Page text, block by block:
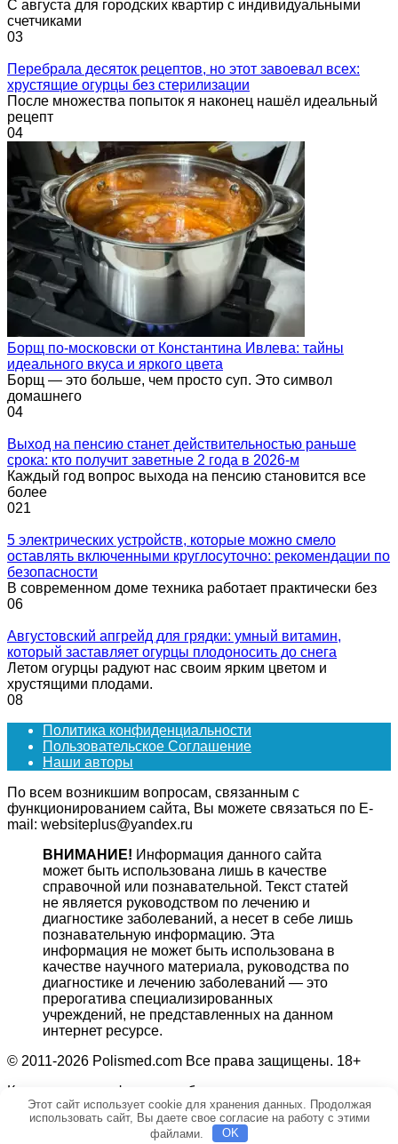
С августа для городских квартир с индивидуальными
счетчиками
03
Перебрала десяток рецептов, но этот завоевал всех:
хрустящие огурцы без стерилизации
После множества попыток я наконец нашёл идеальный
рецепт
04
Борщ по-московски от Константина Ивлева: тайны
идеального вкуса и яркого цвета
Борщ — это больше, чем просто суп. Это символ
домашнего
04
Выход на пенсию станет действительностью раньше
срока: кто получит заветные 2 года в 2026-м
Каждый год вопрос выхода на пенсию становится все
более
021
5 электрических устройств, которые можно смело
оставлять включенными круглосуточно: рекомендации по
безопасности
В современном доме техника работает практически без
06
Августовский апгрейд для грядки: умный витамин,
который заставляет огурцы плодоносить до снега
Летом огурцы радуют нас своим ярким цветом и
хрустящими плодами.
08
Политика конфиденциальности
Пользовательское Соглашение
Наши авторы
По всем возникшим вопросам, связанным с
функционированием сайта, Вы можете связаться по E-
mail: websiteplus@yandex.ru
ВНИМАНИЕ! Информация данного сайта
может быть использована лишь в качестве
справочной или познавательной. Текст статей
не является руководством по лечению и
диагностике заболеваний, а несет в себе лишь
познавательную информацию. Эта
информация не может быть использована в
качестве научного материала, руководства по
диагностике и лечению заболеваний — это
прерогатива специализированных
учреждений, не представленных на данном
интернет ресурсе.
© 2011-2026 Polismed.com Все права защищены. 18+
Копирование информации без гиперссылки на источник
запрещено.
Этот сайт использует cookie для хранения данных. Продолжая
использовать сайт, Вы даете свое согласие на работу с этими
файлами.
OK